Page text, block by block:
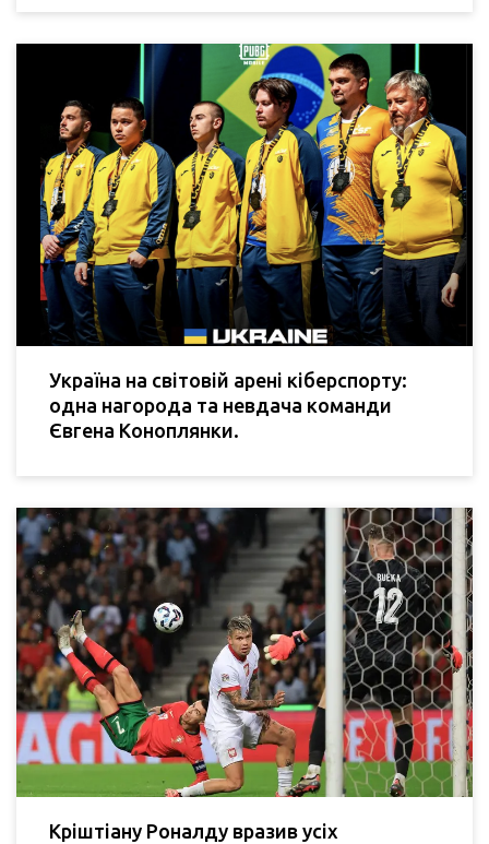
Україна на світовій арені кіберспорту:
одна нагорода та невдача команди
Євгена Коноплянки.
Кріштіану Роналду вразив усіх